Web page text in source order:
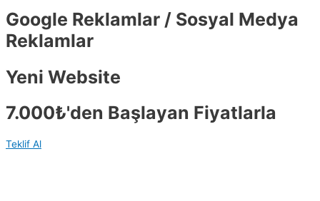
Google Reklamlar / Sosyal Medya
Reklamlar
Yeni Website
7.000₺'den Başlayan Fiyatlarla
Teklif Al